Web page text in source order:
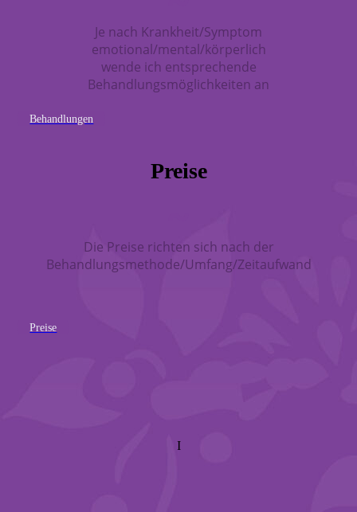
Je nach Krankheit/Symptom
emotional/mental/körperlich
wende ich entsprechende
Behandlungsmöglichkeiten an
Behandlungen
Preise
Die Preise richten sich nach der
Behandlungsmethode/Umfang/Zeitaufwand
Preise
I